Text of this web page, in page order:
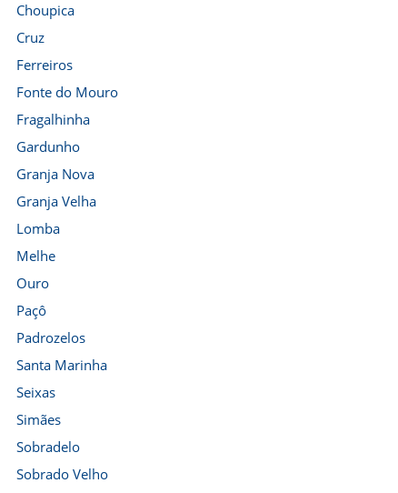
Choupica
Cruz
Ferreiros
Fonte do Mouro
Fragalhinha
Gardunho
Granja Nova
Granja Velha
Lomba
Melhe
Ouro
Paçô
Padrozelos
Santa Marinha
Seixas
Simães
Sobradelo
Sobrado Velho